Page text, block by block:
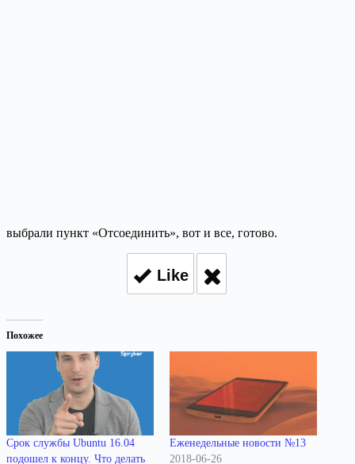
выбрали пункт «Отсоединить», вот и все, готово.
Like
Похожее
Срок службы Ubuntu 16.04
подошел к концу. Что делать
Еженедельные новости №13
2018-06-26